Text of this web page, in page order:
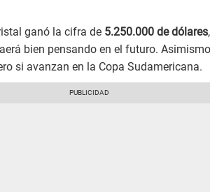
ganó la cifra de 5.250.000 de dólares
bien pensando en el futuro.
si avanzan en la Copa Sudamericana.